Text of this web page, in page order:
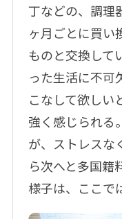
丁などの、調理
ヶ月ごとに買い
ものと交換して
った生活に不可
こなして欲しい
強く感じられる
が、ストレスな
ら次へと多国籍
様子は、ここで